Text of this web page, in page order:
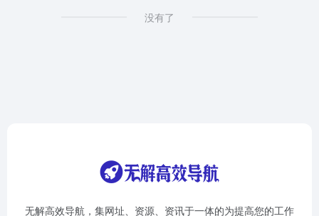
没有了
无解高效导航，集网址、资源、资讯于一体的为提高您的工作